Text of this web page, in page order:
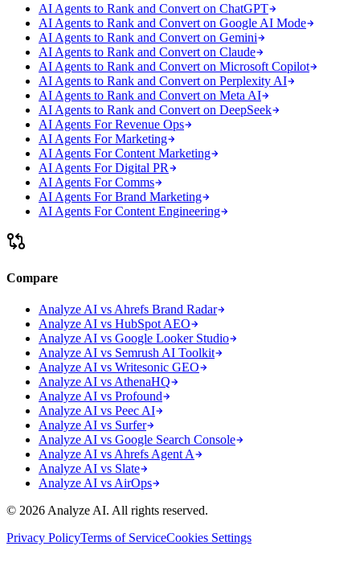
AI Agents to Rank and Convert on ChatGPT
AI Agents to Rank and Convert on Google AI Mode
AI Agents to Rank and Convert on Gemini
AI Agents to Rank and Convert on Claude
AI Agents to Rank and Convert on Microsoft Copilot
AI Agents to Rank and Convert on Perplexity AI
AI Agents to Rank and Convert on Meta AI
AI Agents to Rank and Convert on DeepSeek
AI Agents For Revenue Ops
AI Agents For Marketing
AI Agents For Content Marketing
AI Agents For Digital PR
AI Agents For Comms
AI Agents For Brand Marketing
AI Agents For Content Engineering
Compare
Analyze AI vs Ahrefs Brand Radar
Analyze AI vs HubSpot AEO
Analyze AI vs Google Looker Studio
Analyze AI vs Semrush AI Toolkit
Analyze AI vs Writesonic GEO
Analyze AI vs AthenaHQ
Analyze AI vs Profound
Analyze AI vs Peec AI
Analyze AI vs Surfer
Analyze AI vs Google Search Console
Analyze AI vs Ahrefs Agent A
Analyze AI vs Slate
Analyze AI vs AirOps
© 2026 Analyze AI. All rights reserved.
Privacy PolicyTerms of ServiceCookies Settings